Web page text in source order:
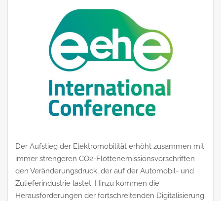
Der Aufstieg der Elektromobilität erhöht zusammen mit
immer strengeren CO2-Flottenemissionsvorschriften
den Veränderungsdruck, der auf der Automobil- und
Zulieferindustrie lastet. Hinzu kommen die
Herausforderungen der fortschreitenden Digitalisierung